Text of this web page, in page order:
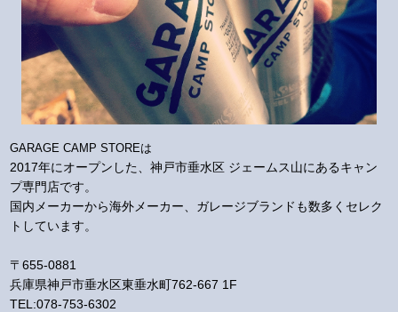
GARAGE CAMP STOREは
2017年にオープンした、神戸市垂水区 ジェームス山にあるキャン
プ専門店です。
国内メーカーから海外メーカー、ガレージブランドも数多くセレク
トしています。
〒655-0881
兵庫県神戸市垂水区東垂水町762-667 1F
TEL:078-753-6302